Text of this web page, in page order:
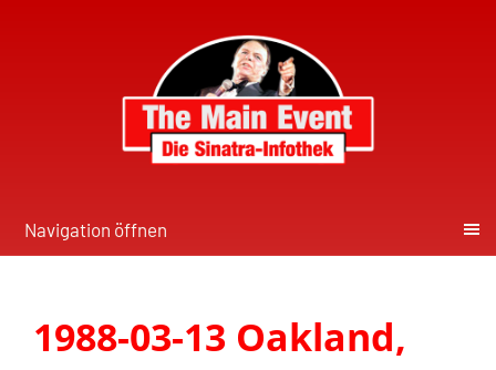
Navigation öffnen
1988-03-13 Oakland,